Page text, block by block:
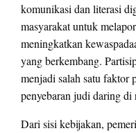
komunikasi dan literasi
masyarakat untuk
meningkatkan
yang berkembang.
menjadi salah satu faktor
penyebaran judi daring di
Dari sisi kebijakan,